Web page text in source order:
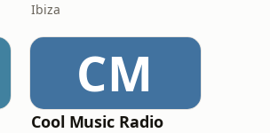
Ibiza
CM
Cool Music Radio